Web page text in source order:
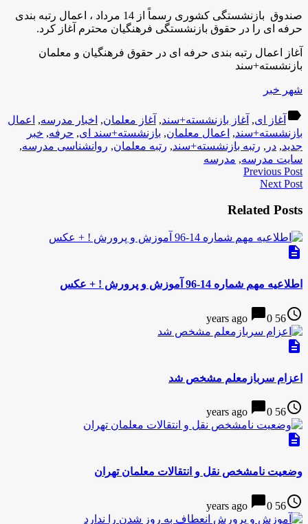
صندوق بازنشستگی کشوری رسماً از 14 مرداد ، اعمال رتبه بندی
حرفه ای را در حقوق بازنشستگی فرهنگیان محترم آغاز کرد.
آغاز اعمال رتبه بندی حرفه ای در حقوق فرهنگیان و معلمان
بازنشسته+سند
شهر خبر
label آغاز ای, آغاز بازنشسته+سند, آغاز معلمان, اخبار مدرسه,
اعمال
بازنشسته+سند, اعمال معلمان, بازنشسته+سند ای, حرفه, خبر
جدید, در , رتبه بازنشسته+سند, رتبه معلمان, روانشناسی مدرسه,
سایت مدرسه, مدرسه
Previous Post
Next Post
Related Posts
description
اطلاعیه مهم شماره 14-96 آموزش و پرورش ! + عکس
access_time
56 years ago
chat_bubble0
description
اعزام سربازمعلم مشخص شد
access_time
56 years ago
chat_bubble0
description
وضعیت نامشخص نقل و انتقالات معلمان تهران
access_time
56 years ago
chat_bubble0